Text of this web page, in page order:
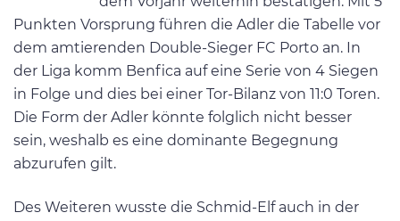
Punkten Vorsprung führen die Adler die Tabelle vor
dem amtierenden Double-Sieger FC Porto an. In
der Liga komm Benfica auf eine Serie von 4 Siegen
in Folge und dies bei einer Tor-Bilanz von 11:0 Toren.
Die Form der Adler könnte folglich nicht besser
sein, weshalb es eine dominante Begegnung
abzurufen gilt.
Des Weiteren wusste die Schmid-Elf auch in der